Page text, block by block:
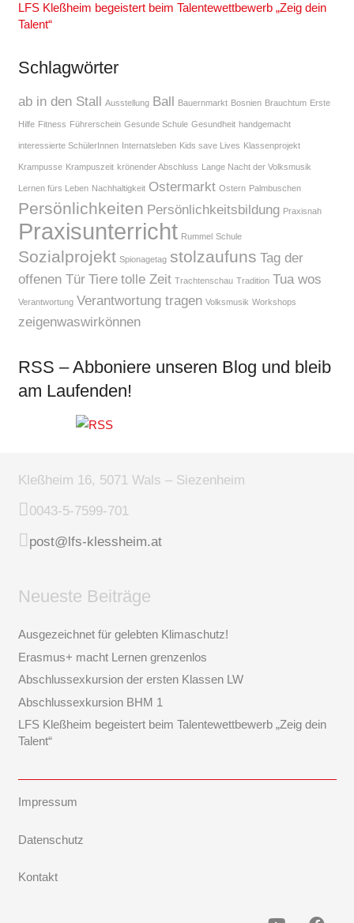
LFS Kleßheim begeistert beim Talentewettbewerb „Zeig dein
Talent“
Schlagwörter
ab in den Stall Ausstellung Ball Bauernmarkt Bosnien Brauchtum Erste
Hilfe Fitness Führerschein Gesunde Schule Gesundheit handgemacht
interessierte SchülerInnen Internatsleben Kids save Lives Klassenprojekt
Krampusse Krampuszeit krönender Abschluss Lange Nacht der Volksmusik
Lernen fürs Leben Nachhaltigkeit Ostermarkt Ostern Palmbuschen
Persönlichkeiten Persönlichkeitsbildung Praxisnah
Praxisunterricht Rummel Schule
Sozialprojekt Spionagetag stolzaufuns Tag der
offenen Tür Tiere tolle Zeit Trachtenschau Tradition Tua wos
Verantwortung Verantwortung tragen Volksmusik Workshops
zeigenwaswirkönnen
RSS – Abboniere unseren Blog und bleib
am Laufenden!
Kleßheim 16, 5071 Wals – Siezenheim
0043-5-7599-701
post@lfs-klessheim.at
Neueste Beiträge
Ausgezeichnet für gelebten Klimaschutz!
Erasmus+ macht Lernen grenzenlos
Abschlussexkursion der ersten Klassen LW
Abschlussexkursion BHM 1
LFS Kleßheim begeistert beim Talentewettbewerb „Zeig dein
Talent“
Impressum
Datenschutz
Kontakt